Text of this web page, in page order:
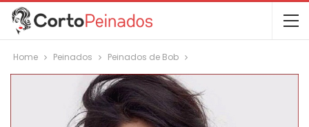
Home Peinados Peinados de Bob